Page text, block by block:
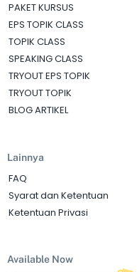
PAKET KURSUS
EPS TOPIK CLASS
TOPIK CLASS
SPEAKING CLASS
TRYOUT EPS TOPIK
TRYOUT TOPIK
BLOG ARTIKEL
Lainnya
FAQ
Syarat dan Ketentuan
Ketentuan Privasi
Available Now